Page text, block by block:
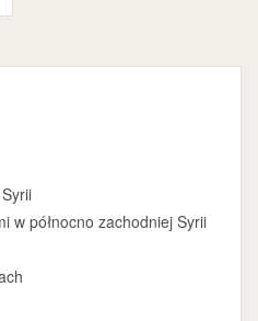
w północno zachodniej Syrii